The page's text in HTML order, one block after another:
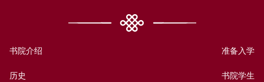
书院介绍
历史
准备入学
书院学生